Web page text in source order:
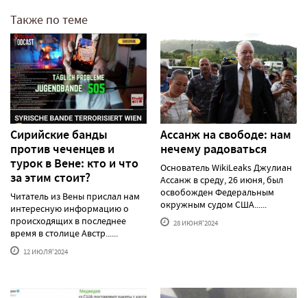
Также по теме
Сирийские банды
против чеченцев и
турок в Вене: кто и что
за этим стоит?
Читатель из Вены прислал нам
интересную информацию о
происходящих в последнее
время в столице Австр......
12 ИЮЛЯ'2024
Ассанж на свободе: нам
нечему радоваться
Основатель WikiLeaks Джулиан
Ассанж в среду, 26 июня, был
освобожден Федеральным
окружным судом США......
28 ИЮНЯ'2024